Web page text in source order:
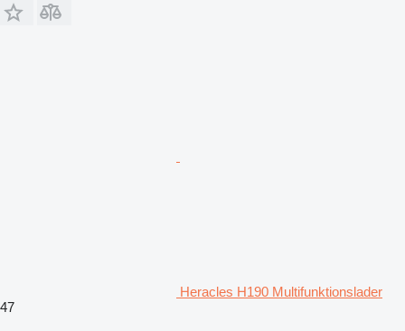
Heracles H190 Multifunktionslader
47